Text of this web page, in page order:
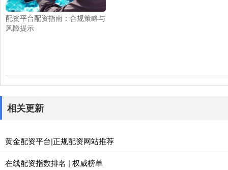
配资平台配资指南：合规策略与
风险提示
相关更新
黄金配资平台|正规配资网站推荐
在线配资指数排名 | 权威榜单